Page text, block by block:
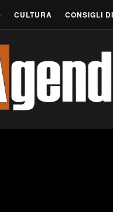
CULTURA CONSIGLI